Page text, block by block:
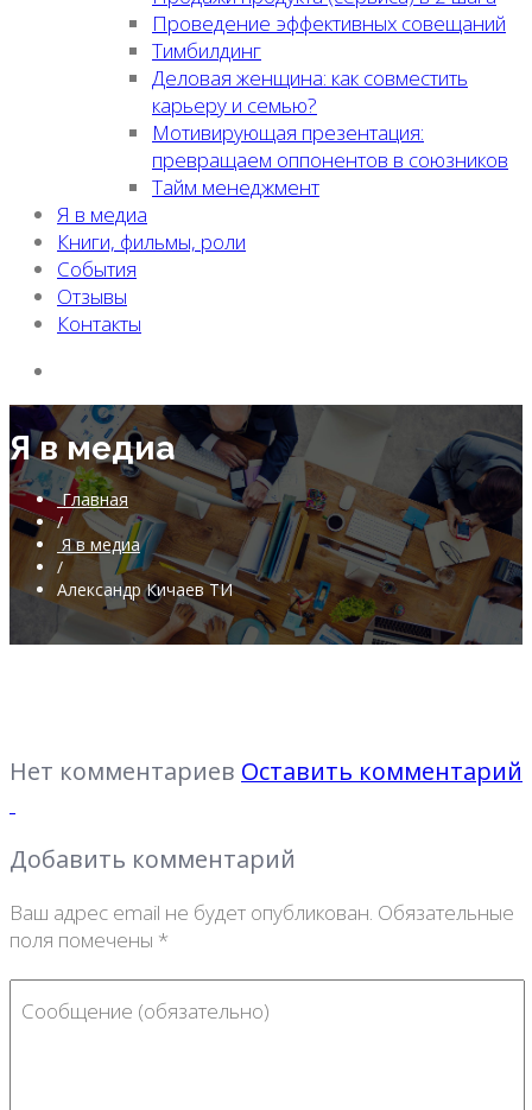
Проведение эффективных совещаний
Тимбилдинг
Деловая женщина: как совместить
карьеру и семью?
Мотивирующая презентация:
превращаем оппонентов в союзников
Тайм менеджмент
Я в медиа
Книги, фильмы, роли
События
Отзывы
Контакты
Я в медиа
Главная
/
Я в медиа
/
Александр Кичаев ТИ
Нет комментариев Оставить комментарий
Добавить комментарий
Ваш адрес email не будет опубликован. Обязательные
поля помечены *